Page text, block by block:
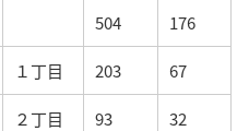
504 176
１丁目 203 67
２丁目 93 32